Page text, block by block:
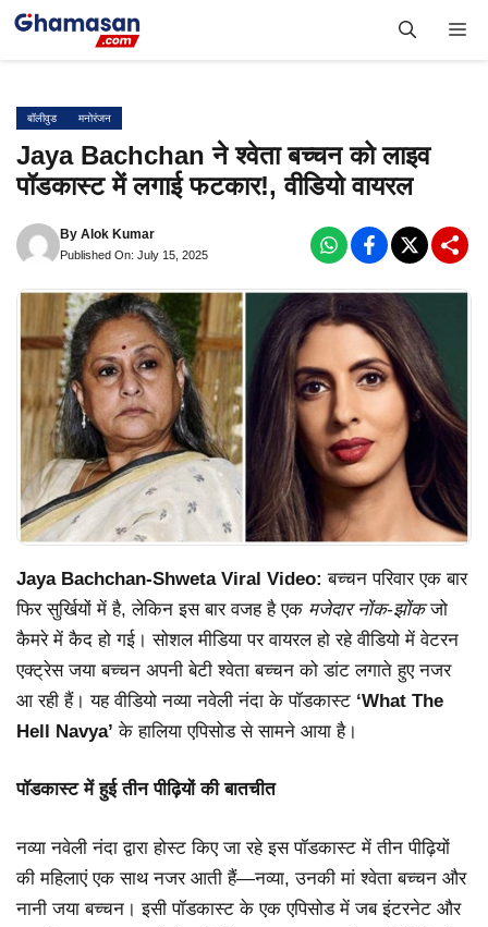
Skip
बॉलीवुड मनोरंजन
Jaya Bachchan ने श्वेता बच्चन को लाइव
पॉडकास्ट में लगाई फटकार!, वीडियो वायरल
By Alok Kumar
Published On: July 15, 2025
Jaya Bachchan-Shweta Viral Video: बच्चन परिवार एक बार
फिर सुर्खियों में है, लेकिन इस बार वजह है एक मजेदार नोंक-झोंकजो
कैमरे में कैद हो गई। सोशल मीडिया पर वायरल हो रहे वीडियो में वेटरन
एक्ट्रेस जया बच्चन अपनी बेटी श्वेता बच्चन को डांट लगाते हुए नजर
आ रही हैं। यह वीडियो नव्या नवेली नंदा के पॉडकास्ट ‘What The
Hell Navya’ के हालिया एपिसोड से सामने आया है।
पॉडकास्ट में हुई तीन पीढ़ियों की बातचीत
नव्या नवेली नंदा द्वारा होस्ट किए जा रहे इस पॉडकास्ट में तीन पीढ़ियों
की महिलाएं एक साथ नजर आती हैं—नव्या, उनकी मां श्वेता बच्चन और
नानी जया बच्चन। इसी पॉडकास्ट के एक एपिसोड में जब इंटरनेट और